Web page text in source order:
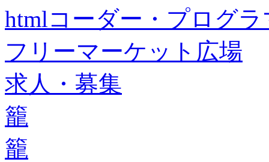
htmlコーダー・プログラ
フリーマーケット広場
求人・募集
籠
籠